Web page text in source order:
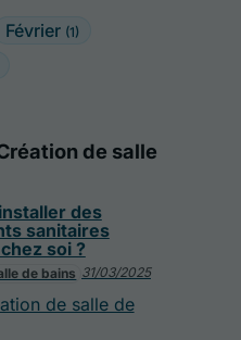
Février (1)
de salle
de bains 31/03/2025
des
sanitaires
soi ?
de salle de